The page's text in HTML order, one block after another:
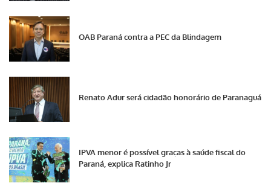
OAB Paraná contra a PEC da Blindagem
Renato Adur será cidadão honorário de Paranaguá
IPVA menor é possível graças à saúde fiscal do
Paraná, explica Ratinho Jr